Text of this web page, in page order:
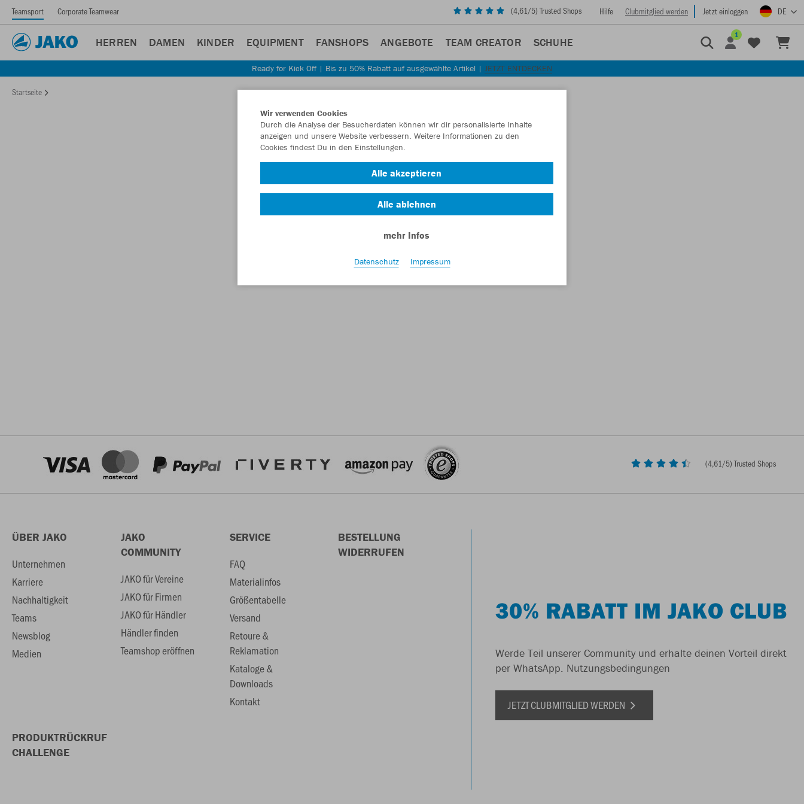
Teamsport Corporate Teamwear (4,61/5) Trusted Shops Hilfe Clubmitglied werden Jetzt einloggen DE
HERREN DAMEN KINDER EQUIPMENT FANSHOPS ANGEBOTE TEAM CREATOR SCHUHE
1
Ready for Kick Off | Bis zu 50% Rabatt auf ausgewählte Artikel | JETZT ENTDECKEN
Startseite
(4,61/5) Trusted Shops
ÜBER JAKO
Unternehmen
Karriere
Nachhaltigkeit
Teams
Newsblog
Medien
JAKO
COMMUNITY
JAKO für Vereine
JAKO für Firmen
JAKO für Händler
Händler finden
Teamshop eröffnen
SERVICE
FAQ
Materialinfos
Größentabelle
Versand
Retoure &
Reklamation
Kataloge &
Downloads
Kontakt
BESTELLUNG
WIDERRUFEN
PRODUKTRÜCKRUF
CHALLENGE
30% RABATT IM JAKO CLUB
Werde Teil unserer Community und erhalte deinen Vorteil direkt
per WhatsApp. Nutzungsbedingungen
JETZT CLUBMITGLIED WERDEN
Wir verwenden Cookies
Durch die Analyse der Besucherdaten können wir dir personalisierte Inhalte
anzeigen und unsere Website verbessern. Weitere Informationen zu den
Cookies findest Du in den Einstellungen.
Alle akzeptieren
Alle ablehnen
mehr Infos
Datenschutz Impressum